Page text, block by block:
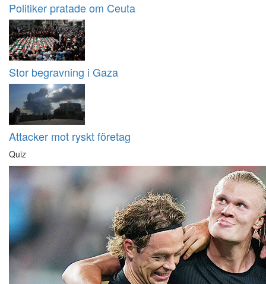
Politiker pratade om Ceuta
Stor begravning i Gaza
Attacker mot ryskt företag
Quiz